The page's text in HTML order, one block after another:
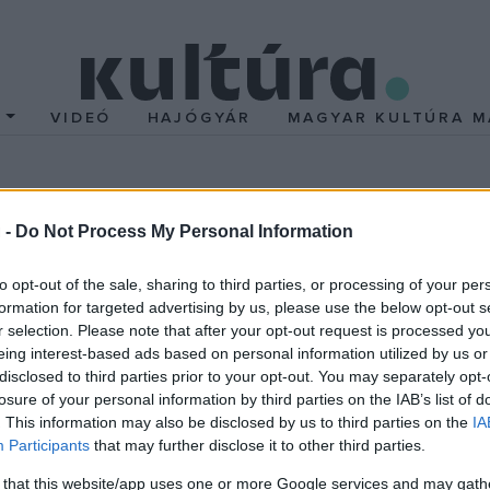
- Do Not Process My Personal Information
opt-out of the sale, sharing to third parties, or processing of your
for targeted advertising by us, please use the below opt-out
selection. Please note that after your opt-out request is processed
interest-based ads based on personal information utilized by us
to third parties prior to your opt-out. You may separately
of your personal information by third parties on the IAB’s list of
This information may also be disclosed by us to third parties on the
Participants that may further disclose it to other third parties.
that this website/app uses one or more Google services and may
VIDEÓ HAJÓGYÁR MAGYAR KULTÚRA
– A legjobb magyar
legjobb magyar dalokat gypsy swing stílusban hozza el
csemegét kínál, hanem azért is, mert megmutatja a